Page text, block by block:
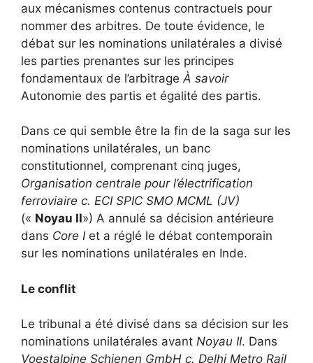
aux mécanismes contenus contractuels pour
nommer des arbitres. De toute évidence, le
débat sur les nominations unilatérales a divisé
les parties prenantes sur les principes
fondamentaux de l’arbitrage À savoir
Autonomie des partis et égalité des partis.
Dans ce qui semble être la fin de la saga sur les
nominations unilatérales, un banc
constitutionnel, comprenant cinq juges,
Organisation centrale pour l’électrification
ferroviaire c. ECI SPIC SMO MCML (JV)
(« Noyau II») A annulé sa décision antérieure
dans Core Iet a réglé le débat contemporain
sur les nominations unilatérales en Inde.
Le conflit
Le tribunal a été divisé dans sa décision sur les
nominations unilatérales avant Noyau II. Dans
Voestalpine Schienen GmbH c. Delhi Metro Rail